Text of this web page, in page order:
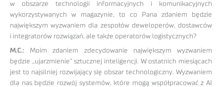
w obszarze technologii informacyjnych i komunikacyjnych
wykorzystywanych w magazynie, to co Pana zdaniem będzie
największym wyzwaniem dla zespołów deweloperów, dostawców
i integratorów rozwiązań, ale także operatorów logistycznych?
M.C.: Moim zdaniem zdecydowanie największym wyzwaniem
będzie „ujarzmienie” sztucznej inteligencji. W ostatnich miesiącach
jest to najsilniej rozwijający się obszar technologiczny. Wyzwaniem
dla nas będzie rozwój systemów, które mogą współpracować z AI